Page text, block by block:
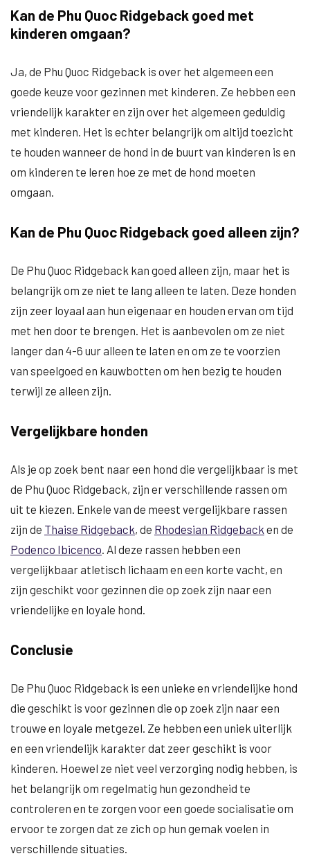
Kan de Phu Quoc Ridgeback goed met
kinderen omgaan?
Ja, de Phu Quoc Ridgeback is over het algemeen een
goede keuze voor gezinnen met kinderen. Ze hebben een
vriendelijk karakter en zijn over het algemeen geduldig
met kinderen. Het is echter belangrijk om altijd toezicht
te houden wanneer de hond in de buurt van kinderen is en
om kinderen te leren hoe ze met de hond moeten
omgaan.
Kan de Phu Quoc Ridgeback goed alleen zijn?
De Phu Quoc Ridgeback kan goed alleen zijn, maar het is
belangrijk om ze niet te lang alleen te laten. Deze honden
zijn zeer loyaal aan hun eigenaar en houden ervan om tijd
met hen door te brengen. Het is aanbevolen om ze niet
langer dan 4-6 uur alleen te laten en om ze te voorzien
van speelgoed en kauwbotten om hen bezig te houden
terwijl ze alleen zijn.
Vergelijkbare honden
Als je op zoek bent naar een hond die vergelijkbaar is met
de Phu Quoc Ridgeback, zijn er verschillende rassen om
uit te kiezen. Enkele van de meest vergelijkbare rassen
zijn de Thaise Ridgeback, de Rhodesian Ridgeback en de
Podenco Ibicenco. Al deze rassen hebben een
vergelijkbaar atletisch lichaam en een korte vacht, en
zijn geschikt voor gezinnen die op zoek zijn naar een
vriendelijke en loyale hond.
Conclusie
De Phu Quoc Ridgeback is een unieke en vriendelijke hond
die geschikt is voor gezinnen die op zoek zijn naar een
trouwe en loyale metgezel. Ze hebben een uniek uiterlijk
en een vriendelijk karakter dat zeer geschikt is voor
kinderen. Hoewel ze niet veel verzorging nodig hebben, is
het belangrijk om regelmatig hun gezondheid te
controleren en te zorgen voor een goede socialisatie om
ervoor te zorgen dat ze zich op hun gemak voelen in
verschillende situaties.